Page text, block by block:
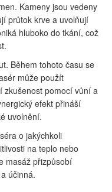
Kameny jsou vedeny
průtok krve a uvolňují
hluboko do tkání, což
Během tohoto času se
může použít
zkušenost pomocí vůní a
efekt přináší
uvolnění.
o jakýchkoli
na teplo nebo
masáž přizpůsobí
účinná.